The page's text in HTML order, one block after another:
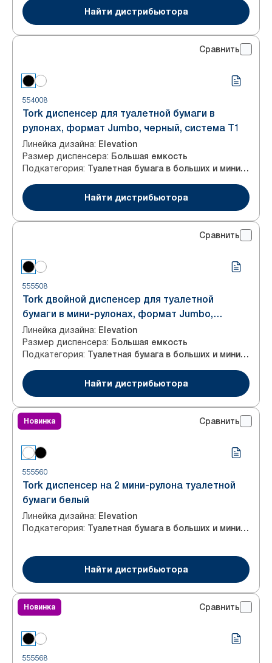
Найти дистрибьютора
Сравнить
554008
Tork диспенсер для туалетной бумаги в
рулонах, формат Jumbo, черный, система T1
Линейка дизайна: Elevation
Размер диспенсера: Большая емкость
Подкатегория: Туалетная бумага в больших и мини-рулонах
Найти дистрибьютора
Сравнить
555508
Tork двойной диспенсер для туалетной
бумаги в мини-рулонах, формат Jumbo,
черный, система T2
Линейка дизайна: Elevation
Размер диспенсера: Большая емкость
Подкатегория: Туалетная бумага в больших и мини-рулонах
Найти дистрибьютора
Новинка Сравнить
555560
Tork диспенсер на 2 мини-рулона туалетной
бумаги белый
Линейка дизайна: Elevation
Подкатегория: Туалетная бумага в больших и мини-рулонах
Найти дистрибьютора
Новинка Сравнить
555568